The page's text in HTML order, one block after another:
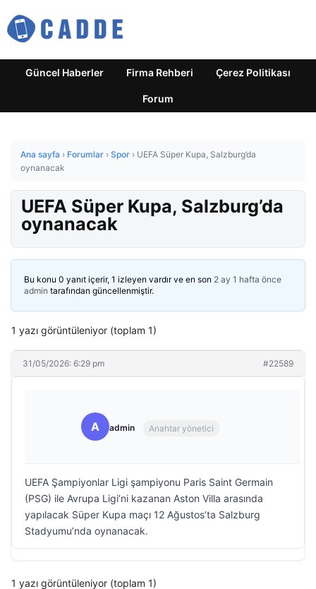
Güncel Haberler Firma Rehberi Çerez Politikası
Forum
Ana sayfa › Forumlar › Spor › UEFA Süper Kupa, Salzburg’da
oynanacak
UEFA Süper Kupa, Salzburg’da
oynanacak
Bu konu 0 yanıt içerir, 1 izleyen vardır ve en son 2 ay 1 hafta önce
admin tarafından güncellenmiştir.
1 yazı görüntüleniyor (toplam 1)
31/05/2026: 6:29 pm #22589
A admin Anahtar yönetici
UEFA Şampiyonlar Ligi şampiyonu Paris Saint Germain
(PSG) ile Avrupa Ligi’ni kazanan Aston Villa arasında
yapılacak Süper Kupa maçı 12 Ağustos’ta Salzburg
Stadyumu’nda oynanacak.
1 yazı görüntüleniyor (toplam 1)